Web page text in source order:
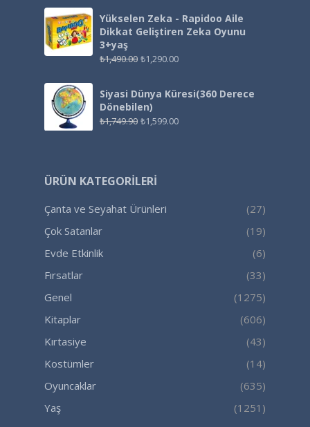
Yükselen Zeka - Rapidoo Aile
Dikkat Geliştiren Zeka Oyunu
3+yaş
₺1,490.00 ₺1,290.00
Siyasi Dünya Küresi(360 Derece
Dönebilen)
₺1,749.90 ₺1,599.00
ÜRÜN KATEGORILERI
Çanta ve Seyahat Ürünleri
(27)
Çok Satanlar
(19)
Evde Etkinlik
(6)
Fırsatlar
(33)
Genel
(1275)
Kitaplar
(606)
Kırtasiye
(43)
Kostümler
(14)
Oyuncaklar
(635)
Yaş
(1251)